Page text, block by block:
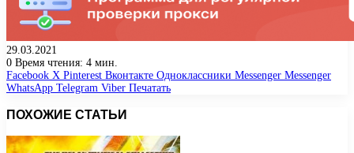
29.03.2021
0 Время чтения: 4 мин.
Facebook X Pinterest Вконтакте Одноклассники Messenger Messenger
WhatsApp Telegram Viber Печатать
ПОХОЖИЕ СТАТЬИ